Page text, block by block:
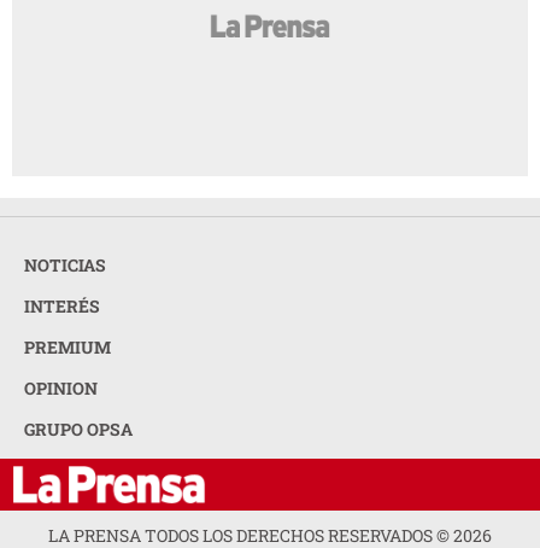
NOTICIAS
INTERÉS
PREMIUM
OPINION
GRUPO OPSA
LA PRENSA TODOS LOS DERECHOS RESERVADOS ©2026